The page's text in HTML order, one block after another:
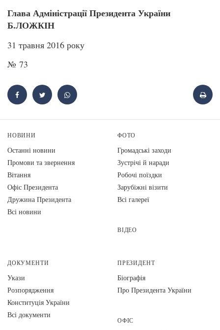
Глава Адміністрації Президента України
Б.ЛОЖКІН
31 травня 2016 року
№ 73
НОВИНИ
Останні новини
Промови та звернення
Вiтання
Офіс Президента
Дружина Президента
Всі новини
ФОТО
Громадські заходи
Зустрічі й наради
Робочі поїздки
Зарубіжні візити
Всі галереї
ВІДЕО
ДОКУМЕНТИ
Укази
Розпорядження
Конституція України
Всі документи
ПРЕЗИДЕНТ
Біографія
Про Президента України
ОФІС